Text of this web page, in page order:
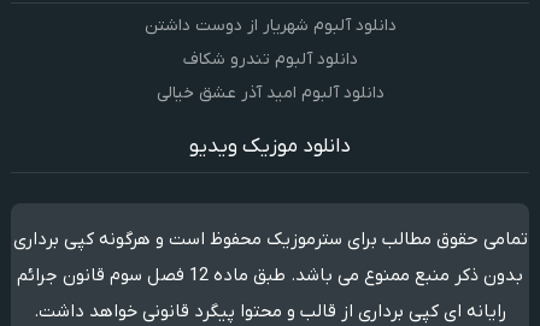
دانلود آلبوم شهریار از دوست داشتن
دانلود آلبوم تندرو شکاف
دانلود آلبوم امید آذر عشق خیالی
دانلود موزیک ویدیو
تمامی حقوق مطالب برای سترموزیک محفوظ است و هرگونه کپی برداری
بدون ذکر منبع ممنوع می باشد. طبق ماده 12 فصل سوم قانون جرائم
رایانه ای کپی برداری از قالب و محتوا پیگرد قانونی خواهد داشت.